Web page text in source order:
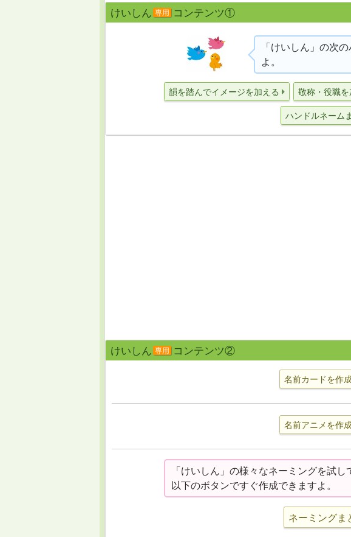
けいしん 専用 コンテンツ①
「けいしん」の次
よ。
韻を踏んでイメージを加える 敬称・役職を
ハンドルネーム
けいしん 専用 コンテンツ②
名前カードを作
名前アニメを作
「けいしん」の様々なネーミングを試し
以下のボタンですぐ作成できますよ。
ネーミングま